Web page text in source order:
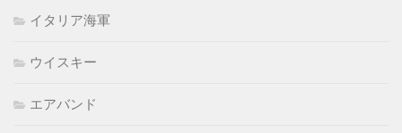
イタリア海軍
ウイスキー
エアバンド